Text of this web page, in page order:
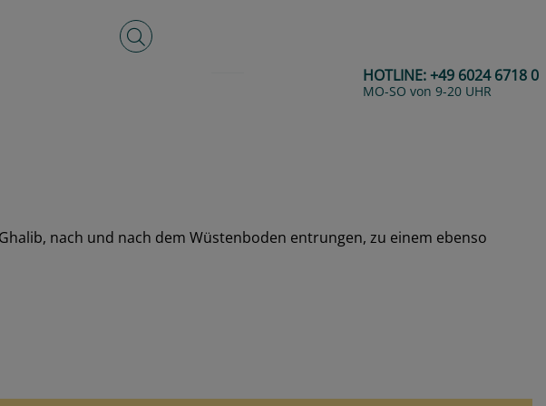
Volltextsuche
HOTLINE:+49 6024 6718 0
MO-SO von 9-20 UHR
nach und nach dem Wüstenboden entrungen, zu einem ebenso